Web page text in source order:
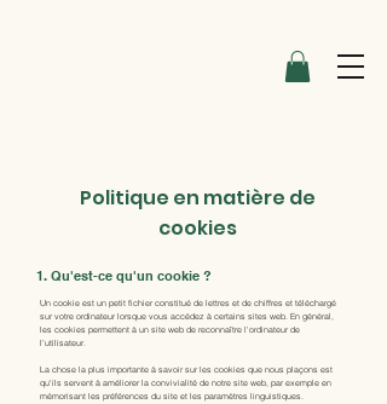
Politique en matière de
cookies
1. Qu'est-ce qu'un cookie ?
Un cookie est un petit fichier constitué de lettres et de chiffres et téléchargé
sur votre ordinateur lorsque vous accédez à certains sites web. En général,
les cookies permettent à un site web de reconnaître l'ordinateur de
l’utilisateur.
La chose la plus importante à savoir sur les cookies que nous plaçons est
qu'ils servent à améliorer la convivialité de notre site web, par exemple en
mémorisant les préférences du site et les paramètres linguistiques.